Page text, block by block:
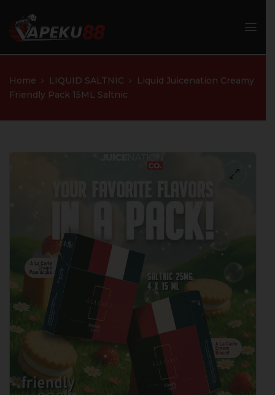
Home LIQUID SALTNIC
Liquid Juicenation Creamy
Friendly Pack 15ML Saltnic